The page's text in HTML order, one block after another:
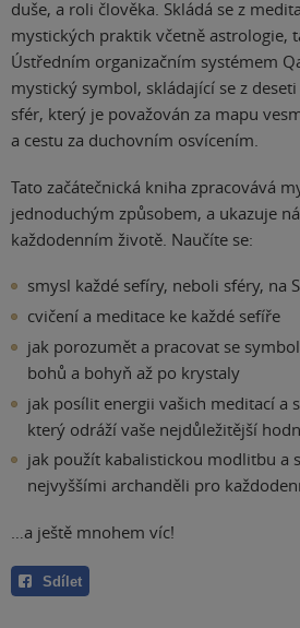
duše, a roli člověka. Skládá se z
mystických praktik včetně astrologie,
Ústředním organizačním systémem
mystický symbol, skládající se z
sfér, který je považován za mapu
a cestu za duchovním osvícením.
Tato začátečnická kniha zpracovává
jednoduchým způsobem, a ukazuje
každodenním životě. Naučíte se:
smysl každé sefíry, neboli sféry, na
cvičení a meditace ke každé sefíře
jak porozumět a pracovat se
bohů a bohyň až po krystaly
jak posílit energii vašich meditací a
který odráží vaše nejdůležitější
jak použít kabalistickou modlitbu a
nejvyššími archanděli pro
…a ještě mnohem víc!
Sdílet